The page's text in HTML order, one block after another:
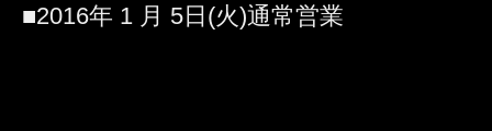
■2016年 1 月 5日(火)通常営業